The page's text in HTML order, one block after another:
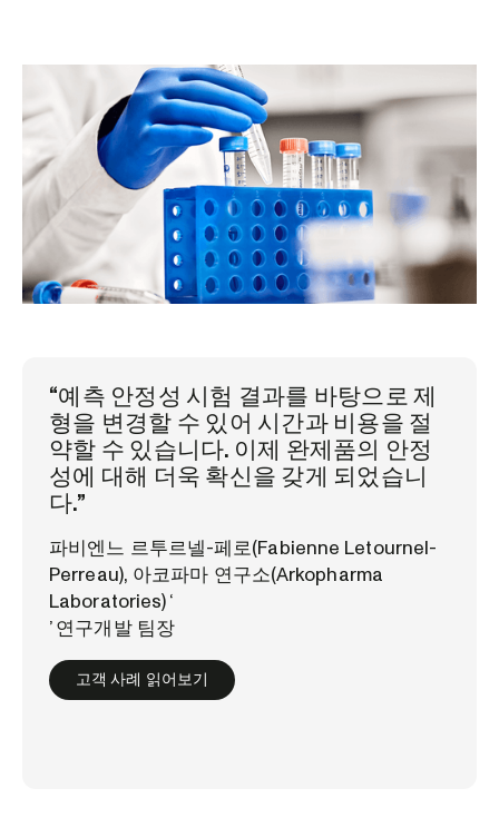
“예측 안정성 시험 결과를 바탕으로 제
형을 변경할 수 있어 시간과 비용을 절
약할 수 있습니다. 이제 완제품의 안정
성에 대해 더욱 확신을 갖게 되었습니
다.”
파비엔느 르투르넬-페로(Fabienne Letournel-
Perreau), 아코파마 연구소(Arkopharma
Laboratories) ‘
’ 연구개발 팀장
고객 사례 읽어보기